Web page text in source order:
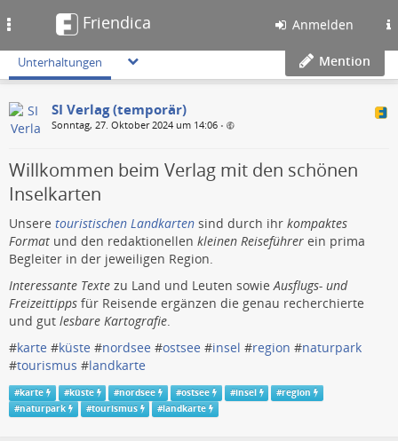
Friendica Anmelden
Unterhaltungen Mention
SI Verlag (temporär)
Sonntag, 27. Oktober 2024 um 14:06 •
Willkommen beim Verlag mit den schönen
Inselkarten
Unsere touristischen Landkarten sind durch ihr kompaktes
Format und den redaktionellen kleinen Reiseführer ein prima
Begleiter in der jeweiligen Region.
Interessante Texte zu Land und Leuten sowieAusflugs- und
Freizeittipps für Reisende ergänzen die genau recherchierte
und gut lesbare Kartografie.
#karte #küste #nordsee #ostsee #insel #region #naturpark
#tourismus #landkarte
#karte #küste #nordsee #ostsee #insel #region
#naturpark #tourismus #landkarte